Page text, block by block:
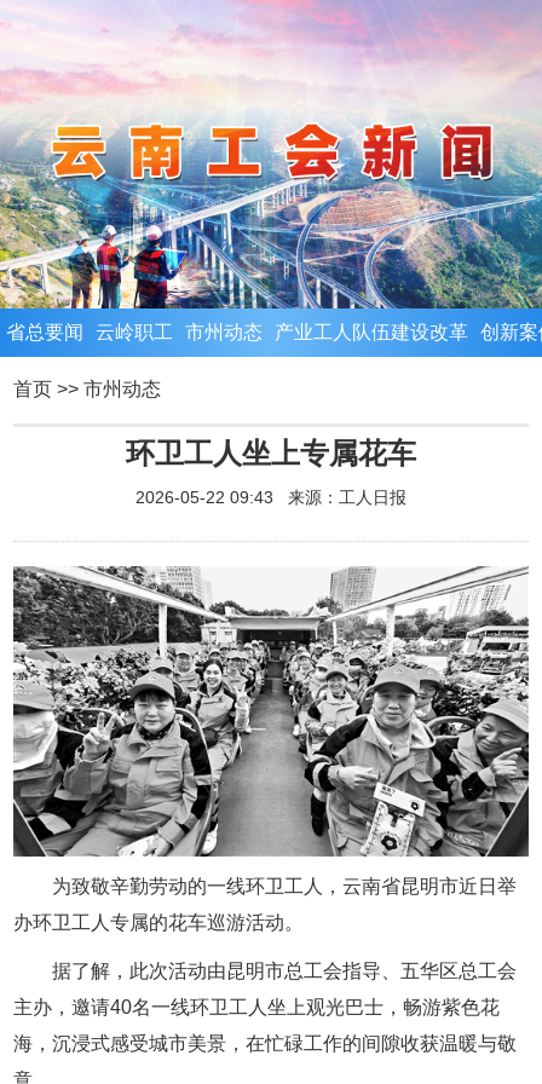
省总要闻 云岭职工 市州动态 产业工人队伍建设改革 创新案
首页 >>市州动态
环卫工人坐上专属花车
2026-05-22 09:43 来源： 工人日报
为致敬辛勤劳动的一线环卫工人，云南省昆明市近日举
办环卫工人专属的花车巡游活动。
据了解，此次活动由昆明市总工会指导、五华区总工会
主办，邀请40名一线环卫工人坐上观光巴士，畅游紫色花
海，沉浸式感受城市美景，在忙碌工作的间隙收获温暖与敬
意。